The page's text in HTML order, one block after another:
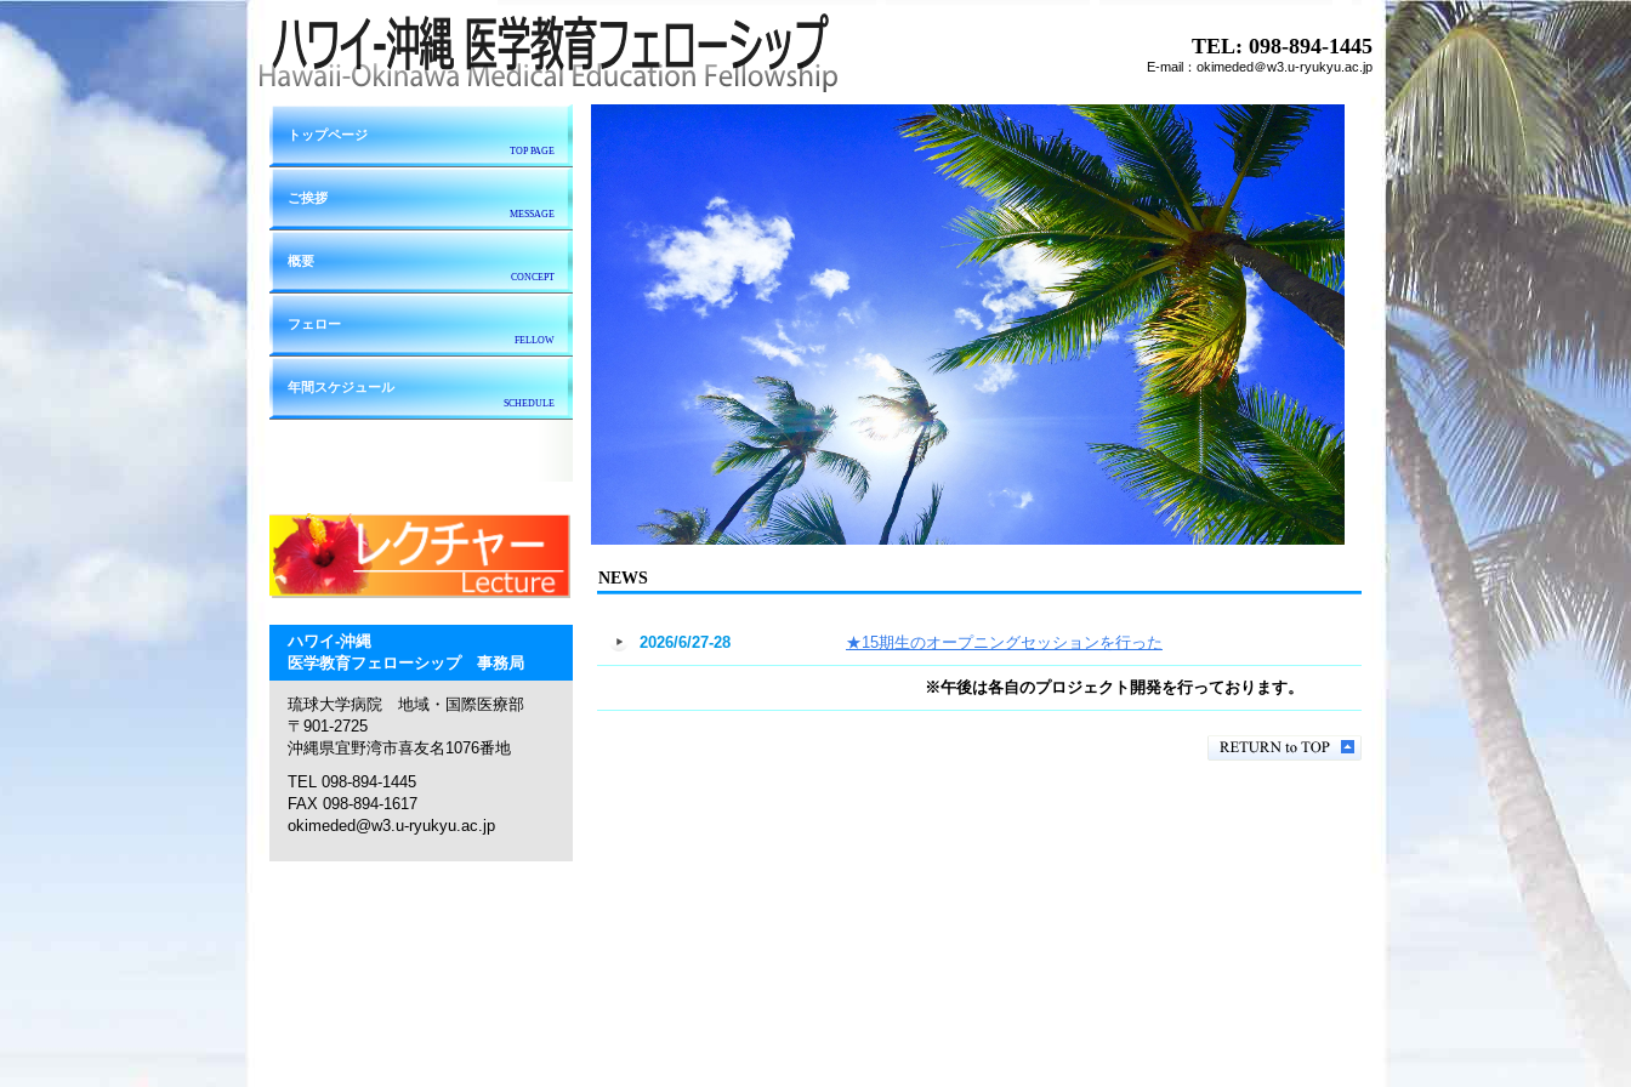
TEL: 098-894-1445
E-mail：okimeded＠w3.u-ryukyu.ac.jp
NEWS
2026/6/27-28 ★15期生のオープニングセッションを行った
※午後は各自のプロジェクト開発を行っております。
トップページ
TOP PAGE
ご挨拶
MESSAGE
概要
CONCEPT
フェロー
FELLOW
年間スケジュール
SCHEDULE
ハワイ‐沖縄
医学教育フェローシップ 事務局
琉球大学病院 地域・国際医療部
〒901-2725
沖縄県宜野湾市喜友名1076番地
TEL 098-894-1445
FAX 098-894-1617
okimeded@w3.u-ryukyu.ac.jp